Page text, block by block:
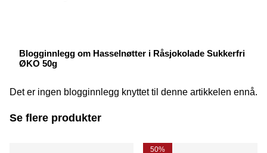
Blogginnlegg om Hasselnøtter i Råsjokolade Sukkerfri
ØKO 50g
Det er ingen blogginnlegg knyttet til denne artikkelen ennå.
Se flere produkter
50%